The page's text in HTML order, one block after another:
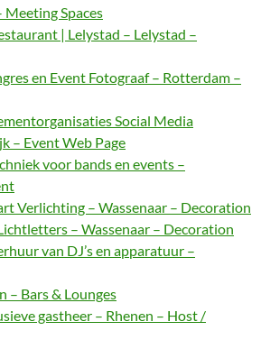
Spaces
| Lelystad – Lelystad –
en Event Fotograaf – Rotterdam –
Social Media
– Event Web Page
voor bands en events –
Verlichting – Wassenaar – Decoration
– Wassenaar – Decoration
van DJ’s en apparatuur –
– Bars & Lounges
gastheer – Rhenen – Host /